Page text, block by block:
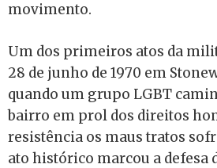
movimento.
Um dos primeiros atos da
28 de junho de 1970 em
quando um grupo LGBT
bairro em prol dos direitos
resistência os maus tratos
ato histórico marcou a defesa